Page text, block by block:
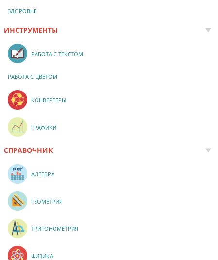
ЗДОРОВЬЕ
ИНСТРУМЕНТЫ
РАБОТА С ТЕКСТОМ
РАБОТА С ЦВЕТОМ
КОНВЕРТЕРЫ
ГРАФИКИ
СПРАВОЧНИК
АЛГЕБРА
ГЕОМЕТРИЯ
ТРИГОНОМЕТРИЯ
ФИЗИКА